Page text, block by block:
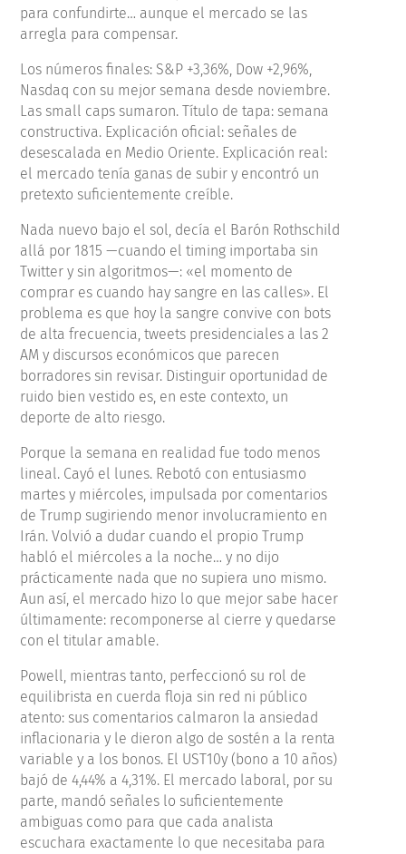
para confundirte… aunque el mercado se las
arregla para compensar.
Los números finales: S&P +3,36%, Dow +2,96%,
Nasdaq con su mejor semana desde noviembre.
Las small caps sumaron. Título de tapa: semana
constructiva. Explicación oficial: señales de
desescalada en Medio Oriente. Explicación real:
el mercado tenía ganas de subir y encontró un
pretexto suficientemente creíble.
Nada nuevo bajo el sol, decía el Barón Rothschild
allá por 1815 —cuando el timing importaba sin
Twitter y sin algoritmos—: «el momento de
comprar es cuando hay sangre en las calles». El
problema es que hoy la sangre convive con bots
de alta frecuencia, tweets presidenciales a las 2
AM y discursos económicos que parecen
borradores sin revisar. Distinguir oportunidad de
ruido bien vestido es, en este contexto, un
deporte de alto riesgo.
Porque la semana en realidad fue todo menos
lineal. Cayó el lunes. Rebotó con entusiasmo
martes y miércoles, impulsada por comentarios
de Trump sugiriendo menor involucramiento en
Irán. Volvió a dudar cuando el propio Trump
habló el miércoles a la noche… y no dijo
prácticamente nada que no supiera uno mismo.
Aun así, el mercado hizo lo que mejor sabe hacer
últimamente: recomponerse al cierre y quedarse
con el titular amable.
Powell, mientras tanto, perfeccionó su rol de
equilibrista en cuerda floja sin red ni público
atento: sus comentarios calmaron la ansiedad
inflacionaria y le dieron algo de sostén a la renta
variable y a los bonos. El UST10y (bono a 10 años)
bajó de 4,44% a 4,31%. El mercado laboral, por su
parte, mandó señales lo suficientemente
ambiguas como para que cada analista
escuchara exactamente lo que necesitaba para